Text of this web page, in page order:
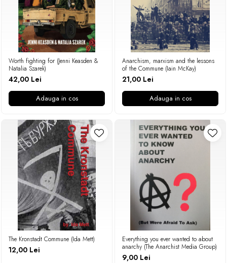
Worth fighting for (Jenni Keasden &
Natalia Szarek)
42,00 Lei
Adauga in cos
Anarchism, marxism and the lessons
of the Commune (Iain McKay)
21,00 Lei
Adauga in cos
The Kronstadt Commune (Ida Mett)
12,00 Lei
Everything you ever wanted to about
anarchy (The Anarchist Media Group)
9,00 Lei